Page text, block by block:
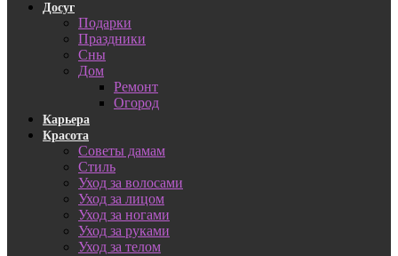
Досуг
Подарки
Праздники
Сны
Дом
Ремонт
Огород
Карьера
Красота
Советы дамам
Стиль
Уход за волосами
Уход за лицом
Уход за ногами
Уход за руками
Уход за телом